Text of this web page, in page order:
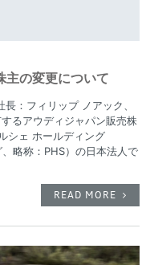
主の変更について
：フィリップ ノアック、
るアウディジャパン販売株
シェ ホールディング
略称：PHS）の日本法人で
READ MORE